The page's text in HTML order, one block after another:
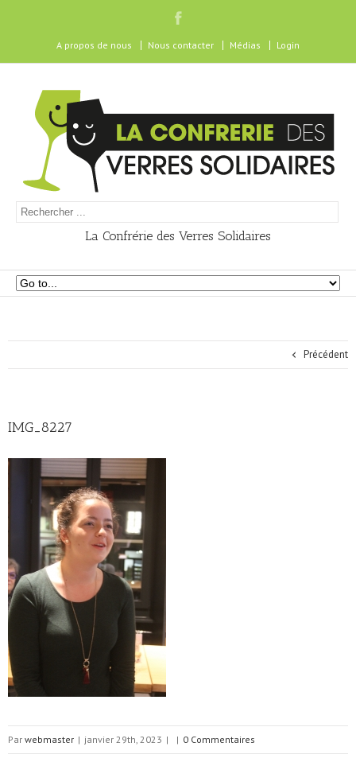
A propos de nous Nous contacter Médias Login
La Confrérie des Verres Solidaires
Précédent
IMG_8227
Par webmaster | janvier 29th, 2023 | | 0 Commentaires